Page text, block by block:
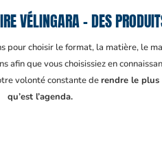
VÉLINGARA – DES
choisir le format, la matière, le
que vous choisissiez en
volonté constante derendre le plus
qu’est l’agenda.